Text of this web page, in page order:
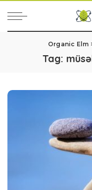
Organic Elm
Tag: